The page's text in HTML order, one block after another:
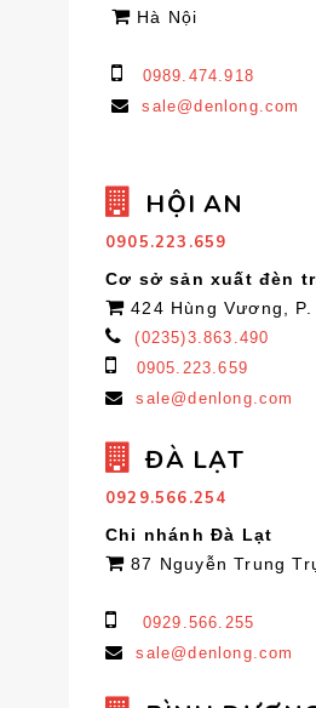
Hà Nội
0989.474.918
sale@denlong.com
HỘI AN
0905.223.659
Cơ sở sản xuất đèn
424 Hùng Vương,
(0235)3.863.490
0905.223.659
sale@denlong.com
ĐÀ LẠT
0929.566.254
Chi nhánh Đà Lạt
87 Nguyễn Trung
0929.566.255
sale@denlong.com